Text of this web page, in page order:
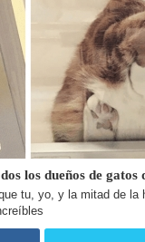
los dueños de
tu, yo, y la mitad de